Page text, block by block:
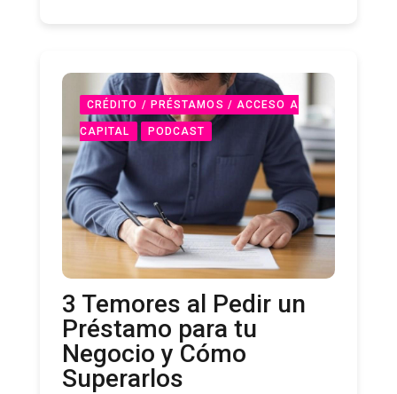
CRÉDITO / PRÉSTAMOS / ACCESO A
CAPITAL PODCAST
3 Temores al Pedir un
Préstamo para tu
Negocio y Cómo
Superarlos